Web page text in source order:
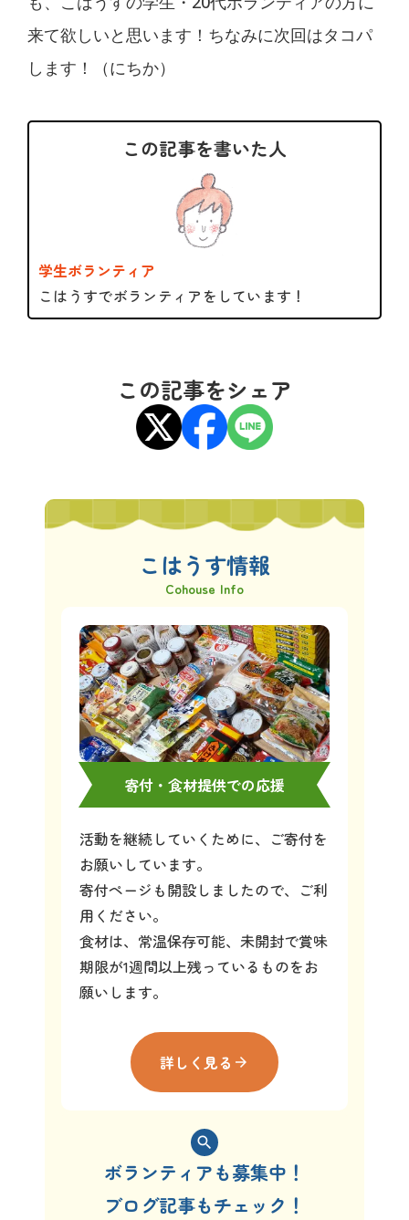
来て欲しいと思います！ちなみに次回はタコパ
します！（にちか）
この記事を書いた人
学生ボランティア
こはうすでボランティアをしています！
この記事をシェア
こはうす情報
Cohouse Info
寄付・食材提供での応援
活動を継続していくために、ご寄付を
お願いしています。
寄付ページも開設しましたので、ご利
用ください。
食材は、常温保存可能、未開封で賞味
期限が1週間以上残っているものをお
願いします。
詳しく見る arrow_forward
search
ボランティアも募集中！
ブログ記事もチェック！